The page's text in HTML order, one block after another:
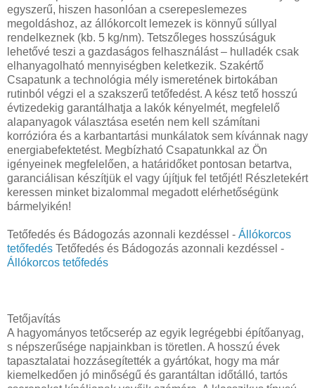
egyszerű, hiszen hasonlóan a cserepeslemezes
megoldáshoz, az állókorcolt lemezek is könnyű súllyal
rendelkeznek (kb. 5 kg/nm). Tetszőleges hosszúságuk
lehetővé teszi a gazdaságos felhasználást – hulladék csak
elhanyagolható mennyiségben keletkezik. Szakértő
Csapatunk a technológia mély ismeretének birtokában
rutinból végzi el a szakszerű tetőfedést. A kész tető hosszú
évtizedekig garantálhatja a lakók kényelmét, megfelelő
alapanyagok választása esetén nem kell számítani
korrózióra és a karbantartási munkálatok sem kívánnak nagy
energiabefektetést. Megbízható Csapatunkkal az Ön
igényeinek megfelelően, a határidőket pontosan betartva,
garanciálisan készítjük el vagy újítjuk fel tetőjét! Részletekért
keressen minket bizalommal megadott elérhetőségünk
bármelyikén!
Tetőfedés és Bádogozás azonnali kezdéssel - Állókorcos
tetőfedés Tetőfedés és Bádogozás azonnali kezdéssel -
Állókorcos tetőfedés
Tetőjavítás
A hagyományos tetőcserép az egyik legrégebbi építőanyag,
s népszerűsége napjainkban is töretlen. A hosszú évek
tapasztalatai hozzásegítették a gyártókat, hogy ma már
kiemelkedően jó minőségű és garantáltan időtálló, tartós